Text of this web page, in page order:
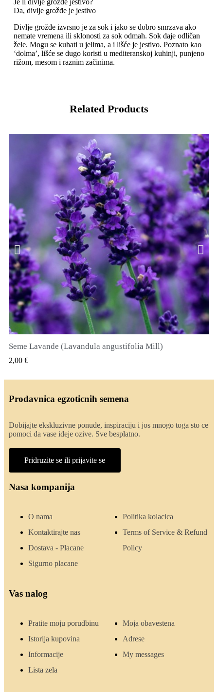
Je li divlje grožđe jestivo?
Da, divlje grožđe je jestivo
Divlje grožđe izvrsno je za sok i jako se dobro smrzava ako
nemate vremena ili sklonosti za sok odmah. Sok daje odličan
žele. Mogu se kuhati u jelima, a i lišće je jestivo. Poznato kao
‘dolma’, lišće se dugo koristi u mediteranskoj kuhinji, punjeno
rižom, mesom i raznim začinima.
Related Products
QUICK VIEW
Seme Lavande (Lavandula angustifolia Mill)
2,00 €
Prodavnica egzoticnih semena
Dobijajte ekskluzivne ponude, inspiraciju i jos mnogo toga sto ce
pomoci da vase ideje ozive. Sve besplatno.
Pridruzite se ili prijavite se
Nasa kompanija
O nama
Kontaktirajte nas
Dostava - Placane
Sigurno placane
Politika kolacica
Terms of Service & Refund
Policy
Vas nalog
Pratite moju porudbinu
Istorija kupovina
Informacije
Lista zela
Moja obavestena
Adrese
My messages